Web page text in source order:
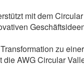
mit dem
zu
die AWG Circular